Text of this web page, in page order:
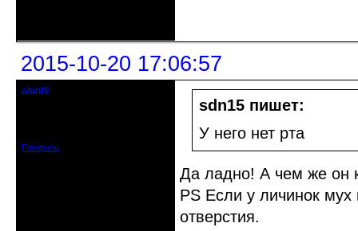
2015-10-20 17:06:57
alanfil
Профиль
sdn15 пишет:
У него нет рта
Да ладно! А чем же он
PS Если у личинок мух
отверстия.